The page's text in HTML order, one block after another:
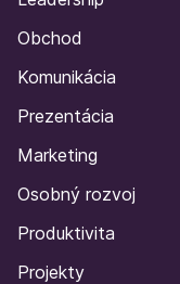
Obchod
Komunikácia
Prezentácia
Marketing
Osobný rozvoj
Produktivita
Projekty